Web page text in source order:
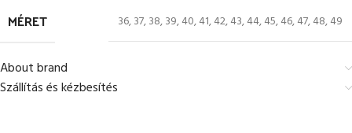
MÉRET 36,37,38,39,40,41,42,43,44,45,46,47,48,49
About brand
Szállítás és kézbesítés